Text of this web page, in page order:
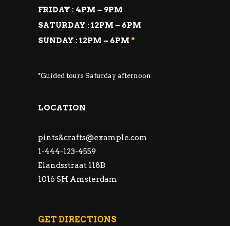
FRIDAY : 4PM – 9PM
SATURDAY : 12PM – 6PM
SUNDAY : 12PM – 6PM *
*Guided tours Saturday afternoon
LOCATION
pints&crafts@example.com
1-444-123-4559
Elandsstraat 118B
1016 SH Amsterdam
GET DIRECTIONS